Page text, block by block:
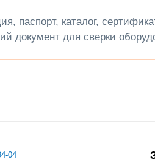
паспорт, каталог,
документ для сверки
04